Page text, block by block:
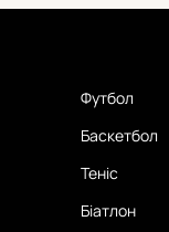
Футбол
Баскетбол
Теніс
Біатлон